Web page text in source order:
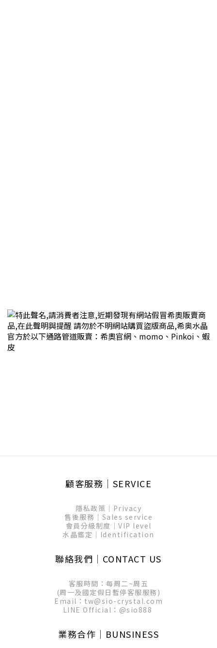
顧客服務│SERVICE
隱私政策│Privacy
售後服務│Sales service
會員分級制度│VIP level
水晶鑑定│Identification
聯絡我們│CONTACT US
客服時間：每周二~周五
(周一及國定假日暫停客服服務)
Email：tw@sio-crystal.com
LINE Official： @sio888
業務合作│BUNSINESS